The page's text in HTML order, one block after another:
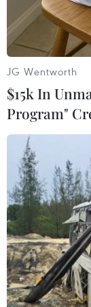
triệu hécta
diễn ra trong
Cam kết
ra sau cuộc
triển một
bảo vệ các
khu vực.
Bộ trưởng
biết tuyên
APEC ký
những dự
bảo tồn
triệu
JG Wentworth
$15k In
Program"